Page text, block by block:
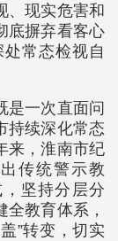
、现实危害和
底摒弃看客心
常态检视自
是一次直面问
持续深化常态
来，淮南市纪
传统警示教
坚持分层分
教育体系，
”转变，切实